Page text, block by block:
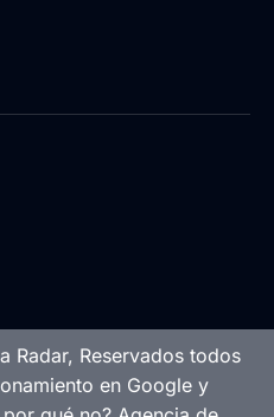
Reservados todos
en Google y